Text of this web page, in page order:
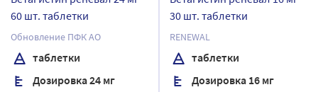
60 шт. таблетки
Обновление ПФК АО
таблетки
Дозировка 24 мг
30 шт. таблетки
RENEWAL
таблетки
Дозировка 16 мг